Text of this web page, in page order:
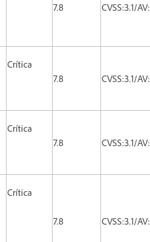
7.8 CVSS:3.1/
Crítica
7.8
CVSS:3.1/
Crítica
7.8
CVSS:3.1/
Crítica
7.8 CVSS:3.1/